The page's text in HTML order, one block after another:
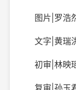
图片|罗浩
文字|黄瑞
初审|林映
复审|孙玉